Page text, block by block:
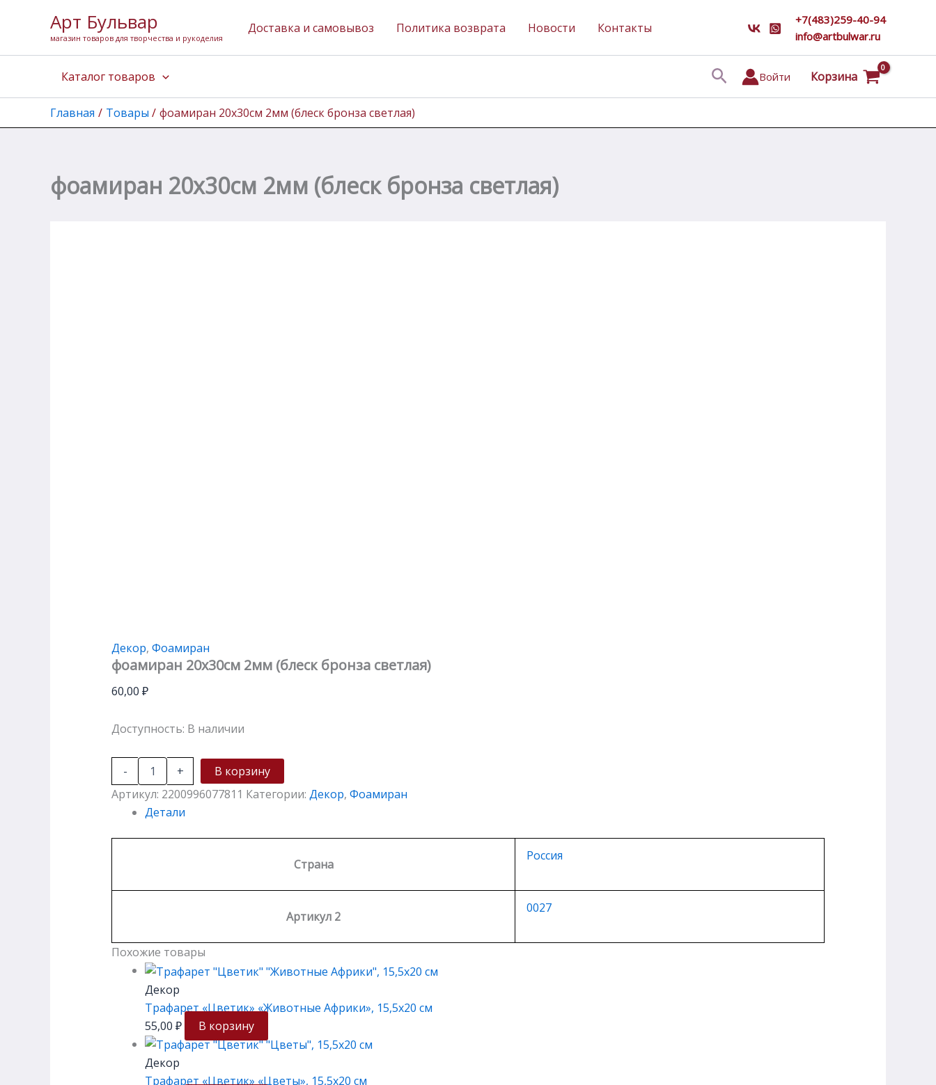
содержимому
Арт Бульвар
магазин товаров для творчества и рукоделия
Доставка и самовывоз Политика возврата Новости Контакты
+7(483)259-40-94
info@artbulwar.ru
Каталог товаров ПоискВойти Корзина
Главная Товары фоамиран 20х30см 2мм (блеск бронза светлая)
фоамиран 20х30см 2мм (блеск бронза светлая)
Декор, Фоамиран
фоамиран 20х30см 2мм (блеск бронза светлая)
60,00 ₽
Доступность: В наличии
-
товара
фоамиран
20х30см
(блеск
+
В корзину
Артикул: 2200996077811 Категории: Декор, Фоамиран
Детали
Страна
Россия
Артикул 2
0027
Похожие товары
Декор
Трафарет «Цветик» «Животные Африки», 15,5х20 см
55,00 ₽ В корзину
Декор
Трафарет «Цветик» «Цветы», 15,5х20 см